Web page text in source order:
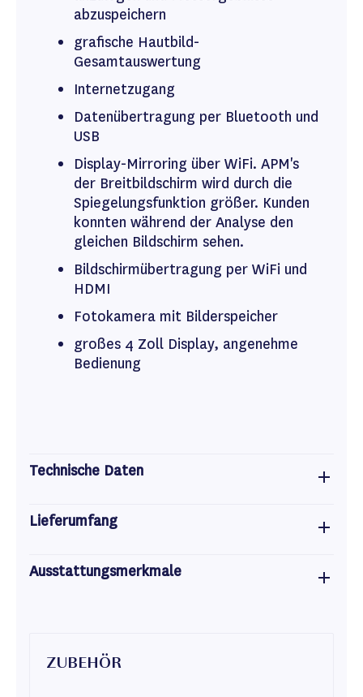
abzuspeichern
grafische Hautbild-
Gesamtauswertung
Internetzugang
Datenübertragung per Bluetooth und
USB
Display-Mirroring über WiFi. APM's
der Breitbildschirm wird durch die
Spiegelungsfunktion größer. Kunden
konnten während der Analyse den
gleichen Bildschirm sehen.
Bildschirmübertragung per WiFi und
HDMI
Fotokamera mit Bilderspeicher
großes 4 Zoll Display, angenehme
Bedienung
Technische Daten
Lieferumfang
Ausstattungsmerkmale
ZUBEHÖR